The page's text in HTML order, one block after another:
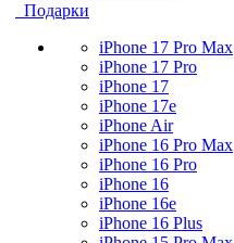
Подарки
iPhone 17 Pro Max
iPhone 17 Pro
iPhone 17
iPhone 17e
iPhone Air
iPhone 16 Pro Max
iPhone 16 Pro
iPhone 16
iPhone 16e
iPhone 16 Plus